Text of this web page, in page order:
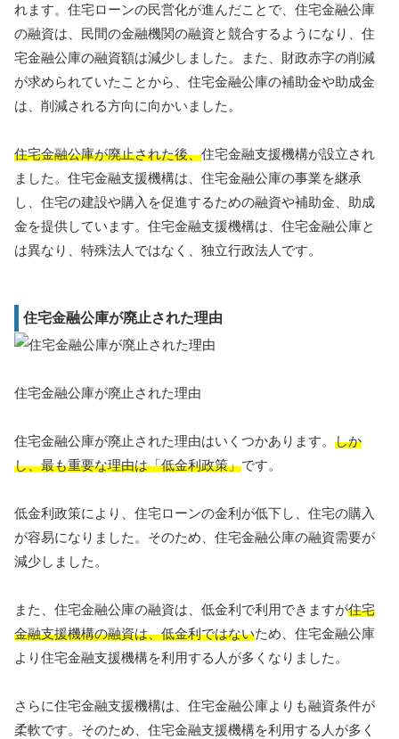
れます。住宅ローンの民営化が進んだことで、住宅金融公庫
の融資は、民間の金融機関の融資と競合するようになり、住
宅金融公庫の融資額は減少しました。また、財政赤字の削減
が求められていたことから、住宅金融公庫の補助金や助成金
は、削減される方向に向かいました。
住宅金融公庫が廃止された後、住宅金融支援機構が設立され
ました。住宅金融支援機構は、住宅金融公庫の事業を継承
し、住宅の建設や購入を促進するための融資や補助金、助成
金を提供しています。住宅金融支援機構は、住宅金融公庫と
は異なり、特殊法人ではなく、独立行政法人です。
住宅金融公庫が廃止された理由
住宅金融公庫が廃止された理由
住宅金融公庫が廃止された理由はいくつかあります。 しか
し、最も重要な理由は「低金利政策」です。
低金利政策により、住宅ローンの金利が低下し、住宅の購入
が容易になりました。そのため、住宅金融公庫の融資需要が
減少しました。
また、住宅金融公庫の融資は、低金利で利用できますが住宅
金融支援機構の融資は、低金利ではないため、住宅金融公庫
より住宅金融支援機構を利用する人が多くなりました。
さらに住宅金融支援機構は、住宅金融公庫よりも融資条件が
柔軟です。そのため、住宅金融支援機構を利用する人が多く